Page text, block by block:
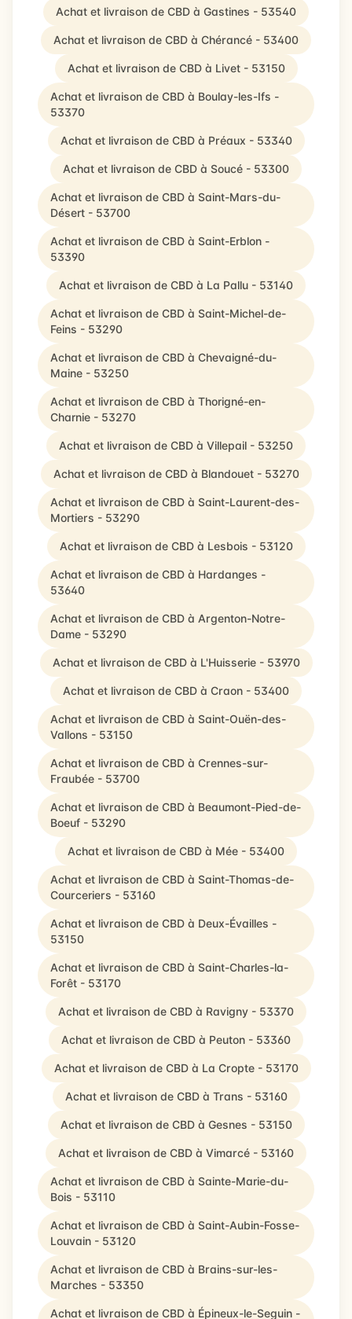
Achat et livraison de CBD à Gastines - 53540
Achat et livraison de CBD à Chérancé - 53400
Achat et livraison de CBD à Livet - 53150
Achat et livraison de CBD à Boulay-les-Ifs -
53370
Achat et livraison de CBD à Préaux - 53340
Achat et livraison de CBD à Soucé - 53300
Achat et livraison de CBD à Saint-Mars-du-
Désert - 53700
Achat et livraison de CBD à Saint-Erblon -
53390
Achat et livraison de CBD à La Pallu - 53140
Achat et livraison de CBD à Saint-Michel-de-
Feins - 53290
Achat et livraison de CBD à Chevaigné-du-
Maine - 53250
Achat et livraison de CBD à Thorigné-en-
Charnie - 53270
Achat et livraison de CBD à Villepail - 53250
Achat et livraison de CBD à Blandouet - 53270
Achat et livraison de CBD à Saint-Laurent-des-
Mortiers - 53290
Achat et livraison de CBD à Lesbois - 53120
Achat et livraison de CBD à Hardanges -
53640
Achat et livraison de CBD à Argenton-Notre-
Dame - 53290
Achat et livraison de CBD à L'Huisserie - 53970
Achat et livraison de CBD à Craon - 53400
Achat et livraison de CBD à Saint-Ouën-des-
Vallons - 53150
Achat et livraison de CBD à Crennes-sur-
Fraubée - 53700
Achat et livraison de CBD à Beaumont-Pied-de-
Boeuf - 53290
Achat et livraison de CBD à Mée - 53400
Achat et livraison de CBD à Saint-Thomas-de-
Courceriers - 53160
Achat et livraison de CBD à Deux-Évailles -
53150
Achat et livraison de CBD à Saint-Charles-la-
Forêt - 53170
Achat et livraison de CBD à Ravigny - 53370
Achat et livraison de CBD à Peuton - 53360
Achat et livraison de CBD à La Cropte - 53170
Achat et livraison de CBD à Trans - 53160
Achat et livraison de CBD à Gesnes - 53150
Achat et livraison de CBD à Vimarcé - 53160
Achat et livraison de CBD à Sainte-Marie-du-
Bois - 53110
Achat et livraison de CBD à Saint-Aubin-Fosse-
Louvain - 53120
Achat et livraison de CBD à Brains-sur-les-
Marches - 53350
Achat et livraison de CBD à Épineux-le-Seguin -